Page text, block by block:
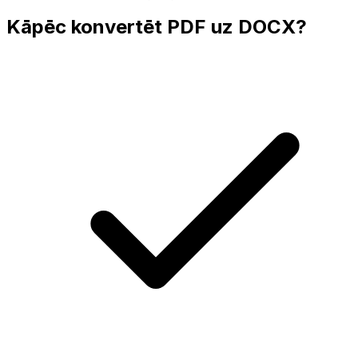
Kāpēc konvertēt PDF uz DOCX?